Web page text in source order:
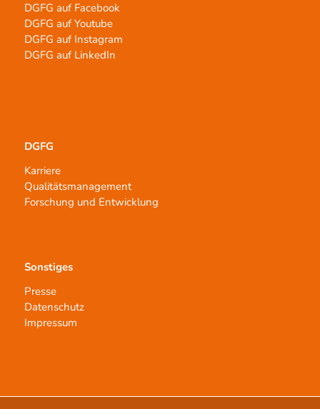
DGFG auf Facebook
DGFG auf Youtube
DGFG auf Instagram
DGFG auf LinkedIn
DGFG
Karriere
Qualitätsmanagement
Forschung und Entwicklung
Sonstiges
Presse
Datenschutz
Impressum